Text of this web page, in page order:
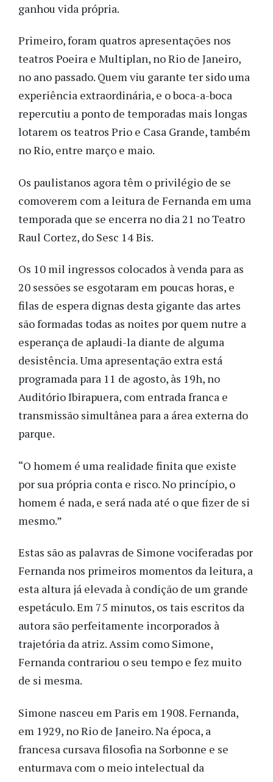
ganhou vida própria.
Primeiro, foram quatros apresentações nos
teatros Poeira e Multiplan, no Rio de Janeiro,
no ano passado. Quem viu garante ter sido uma
experiência extraordinária, e o boca-a-boca
repercutiu a ponto de temporadas mais longas
lotarem os teatros Prio e Casa Grande, também
no Rio, entre março e maio.
Os paulistanos agora têm o privilégio de se
comoverem com a leitura de Fernanda em uma
temporada que se encerra no dia 21 no Teatro
Raul Cortez, do Sesc 14 Bis.
Os 10 mil ingressos colocados à venda para as
20 sessões se esgotaram em poucas horas, e
filas de espera dignas desta gigante das artes
são formadas todas as noites por quem nutre a
esperança de aplaudi-la diante de alguma
desistência. Uma apresentação extra está
programada para 11 de agosto, às 19h, no
Auditório Ibirapuera, com entrada franca e
transmissão simultânea para a área externa do
parque.
“O homem é uma realidade finita que existe
por sua própria conta e risco. No princípio, o
homem é nada, e será nada até o que fizer de si
mesmo.”
Estas são as palavras de Simone vociferadas por
Fernanda nos primeiros momentos da leitura, a
esta altura já elevada à condição de um grande
espetáculo. Em 75 minutos, os tais escritos da
autora são perfeitamente incorporados à
trajetória da atriz. Assim como Simone,
Fernanda contrariou o seu tempo e fez muito
de si mesma.
Simone nasceu em Paris em 1908. Fernanda,
em 1929, no Rio de Janeiro. Na época, a
francesa cursava filosofia na Sorbonne e se
enturmava com o meio intelectual da